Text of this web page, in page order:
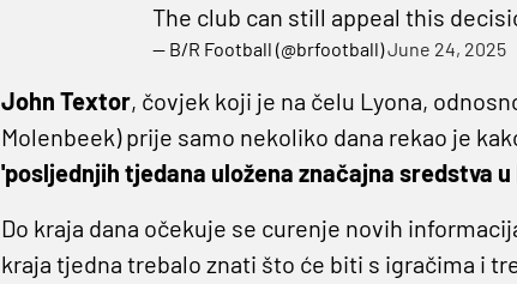
The club can still appeal this
— B/R Football (@brfootball)June 24, 2025
John Textor, čovjek koji je na čelu Lyona,
Molenbeek) prije samo nekoliko dana rekao je
'posljednjih tjedana uložena značajna sredstva u
Do kraja dana očekuje se curenje novih
kraja tjedna trebalo znati što će biti s igračima i